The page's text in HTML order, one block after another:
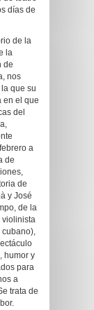
días de
de la
la
de
nos
que su
en el que
del
a
de
de
y José
de la
violinista
cubano),
humor y
para
a
trata de